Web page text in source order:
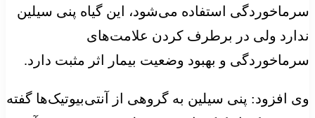
سرماخوردگی استفاده می‌شود، این گیاه پنی سیلین
ندارد ولی در برطرف کردن علامت‌های
سرماخوردگی و بهبود وضعیت بیمار اثر مثبت دارد.‌
وی افزود: پنی سیلین به گروهی از آنتی‌بیوتیک‌ها گفته